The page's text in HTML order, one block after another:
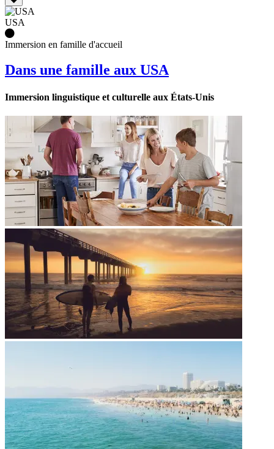
USA
Immersion en famille d'accueil
Dans une famille aux USA
Immersion linguistique et culturelle aux États-Unis